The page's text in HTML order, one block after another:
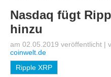
Nasdaq fügt
hinzu
am 02.05.2019 veröffentlicht |
coinwelt.de
Ripple XRP